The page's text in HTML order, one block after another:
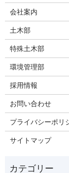
会社案内
土木部
特殊土木部
環境管理部
採用情報
お問い合わせ
プライバシーポリ
サイトマップ